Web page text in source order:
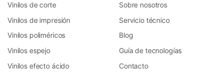
Vinilos de corte
Vinilos de impresión
Vinilos poliméricos
Vinilos espejo
Vinilos efecto ácido
Sobre nosotros
Servicio técnico
Blog
Guía de tecnologías
Contacto